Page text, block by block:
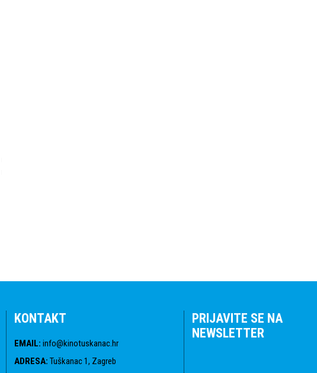
KONTAKT
EMAIL: info@kinotuskanac.hr
ADRESA: Tuškanac 1, Zagreb
PRIJAVITE SE NA
NEWSLETTER